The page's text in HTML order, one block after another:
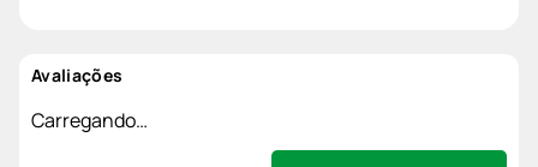
Avaliações
Carregando…